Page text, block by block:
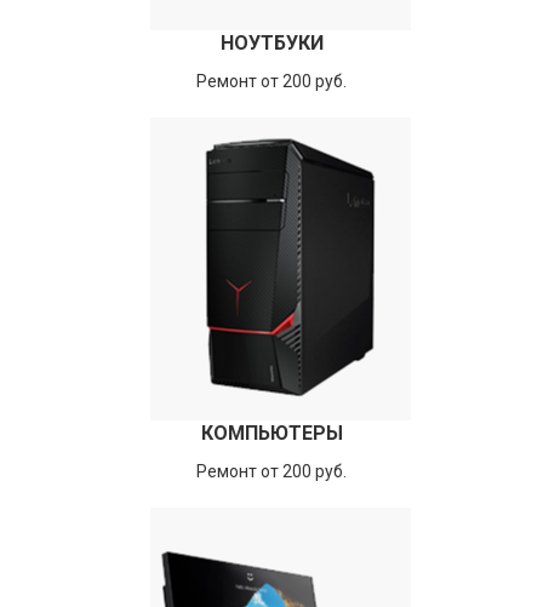
НОУТБУКИ
Ремонт от 200 руб.
КОМПЬЮТЕРЫ
Ремонт от 200 руб.